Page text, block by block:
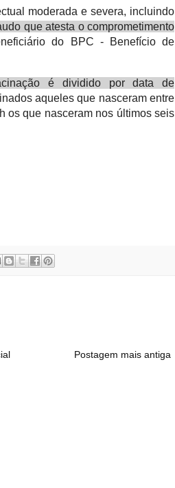
moderada e severa, incluindo
que atesta o comprometimento
do BPC - Benefício de
é dividido por data de
aqueles que nasceram entre
os que nasceram nos últimos seis
Postagem mais antiga